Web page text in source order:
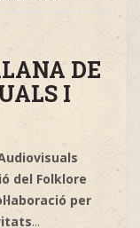
DE
I
del Folklore
per
...